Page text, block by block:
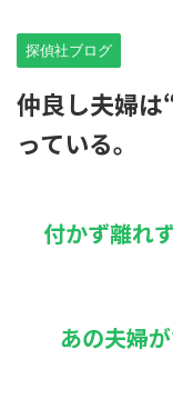
探偵社ブログ
仲良し夫婦は
っている。
付かず離れ
あの夫婦